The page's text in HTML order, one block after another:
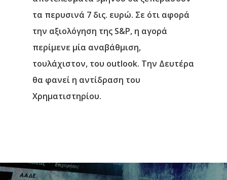
τα περυσινά 7 δις. ευρώ. Σε ότι αφορά
την αξιολόγηση της S&P, η αγορά
περίμενε μία αναβάθμιση,
τουλάχιστον, του outlook. Την Δευτέρα
θα φανεί η αντίδραση του
Χρηματιστηρίου.